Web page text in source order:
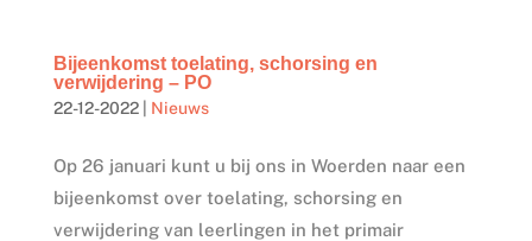
Bijeenkomst toelating, schorsing en
verwijdering – PO
22-12-2022| Nieuws
Op 26 januari kunt u bij ons in Woerden naar een
bijeenkomst over toelating, schorsing en
verwijdering van leerlingen in het primair